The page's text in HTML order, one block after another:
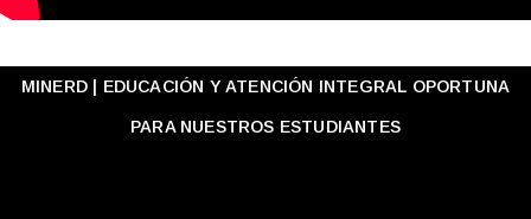
MINERD | EDUCACIÓN Y ATENCIÓN INTEGRAL OPORTUNA
PARA NUESTROS ESTUDIANTES